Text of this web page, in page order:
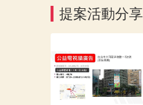
提案活動分享